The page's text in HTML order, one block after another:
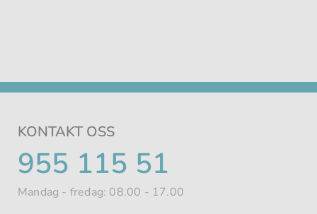
KONTAKT OSS
TELEFONNUMMER
955 115 51
Mandag - fredag: 08.00 - 17.00